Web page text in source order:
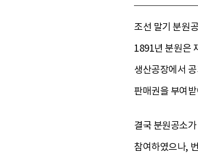
조선 말기 분원
1891년 분원은
생산공장에서
판매권을 부여
결국 분원공소
참여하였으나,